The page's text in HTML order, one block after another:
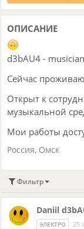
ОПИСАНИЕ
d3bAU4 -
Сейчас
Открыт к
музыкальной
Мои работы
Россия, Омск
Фильтр
Daniil
ЭЛЕКТРО 25